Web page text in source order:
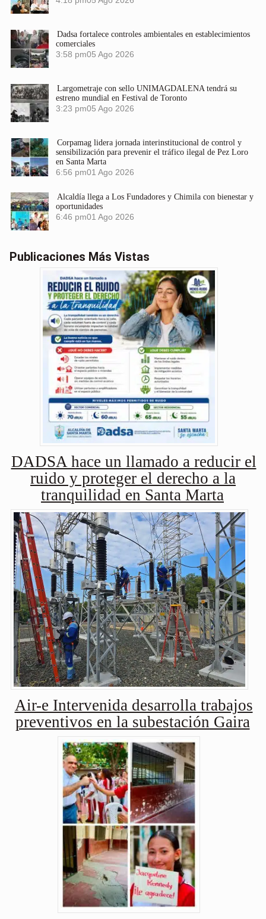
Dadsa fortalece controles ambientales en establecimientos
comerciales
3:58 pm05 Ago 2026
Largometraje con sello UNIMAGDALENA tendrá su
estreno mundial en Festival de Toronto
3:23 pm05 Ago 2026
Corpamag lidera jornada interinstitucional de control y
sensibilización para prevenir el tráfico ilegal de Pez Loro
en Santa Marta
6:56 pm01 Ago 2026
Alcaldía llega a Los Fundadores y Chimila con bienestar y
oportunidades
6:46 pm01 Ago 2026
Publicaciones Más Vistas
DADSA hace un llamado a reducir el
ruido y proteger el derecho a la
tranquilidad en Santa Marta
Air-e Intervenida desarrolla trabajos
preventivos en la subestación Gaira